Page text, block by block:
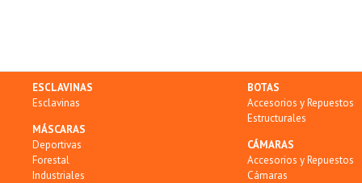
ESCLAVINAS
Esclavinas
MÁSCARAS
Deportivas
Forestal
Industriales
BOTAS
Accesorios y Repuestos
Estructurales
CÁMARAS
Accesorios y Repuestos
Cámaras